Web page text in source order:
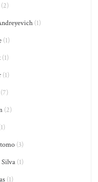
(1)
(1)
(1)
(1)
(7)
(2)
(3)
Silva (1)
(1)